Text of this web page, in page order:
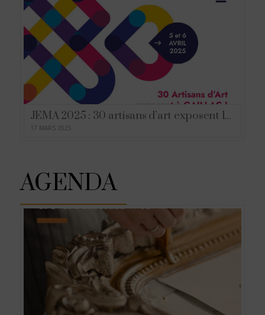
JEMA 2025 : 30 artisans d’art exposent leur savoir-faire à Gaillac les 5 et 6 avril !
17 MARS 2025
AGENDA